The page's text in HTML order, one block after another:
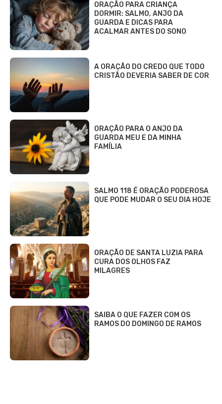
ORAÇÃO PARA CRIANÇA
DORMIR: SALMO, ANJO DA
GUARDA E DICAS PARA
ACALMAR ANTES DO SONO
A ORAÇÃO DO CREDO QUE TODO
CRISTÃO DEVERIA SABER DE COR
ORAÇÃO PARA O ANJO DA
GUARDA MEU E DA MINHA
FAMÍLIA
SALMO 118 É ORAÇÃO PODEROSA
QUE PODE MUDAR O SEU DIA HOJE
ORAÇÃO DE SANTA LUZIA PARA
CURA DOS OLHOS FAZ
MILAGRES
SAIBA O QUE FAZER COM OS
RAMOS DO DOMINGO DE RAMOS